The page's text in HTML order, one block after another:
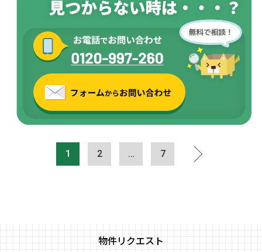
1 2 … 7
物件リクエスト